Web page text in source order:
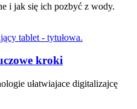
i jak się ich pozbyć z wody.
kroki
ułatwiajace digitalizajcę